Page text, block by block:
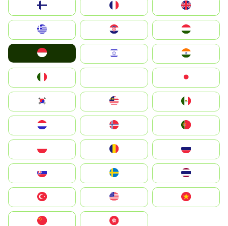
United Kingdom
Magyarország
South Korea
United States
中國香港特別行政區